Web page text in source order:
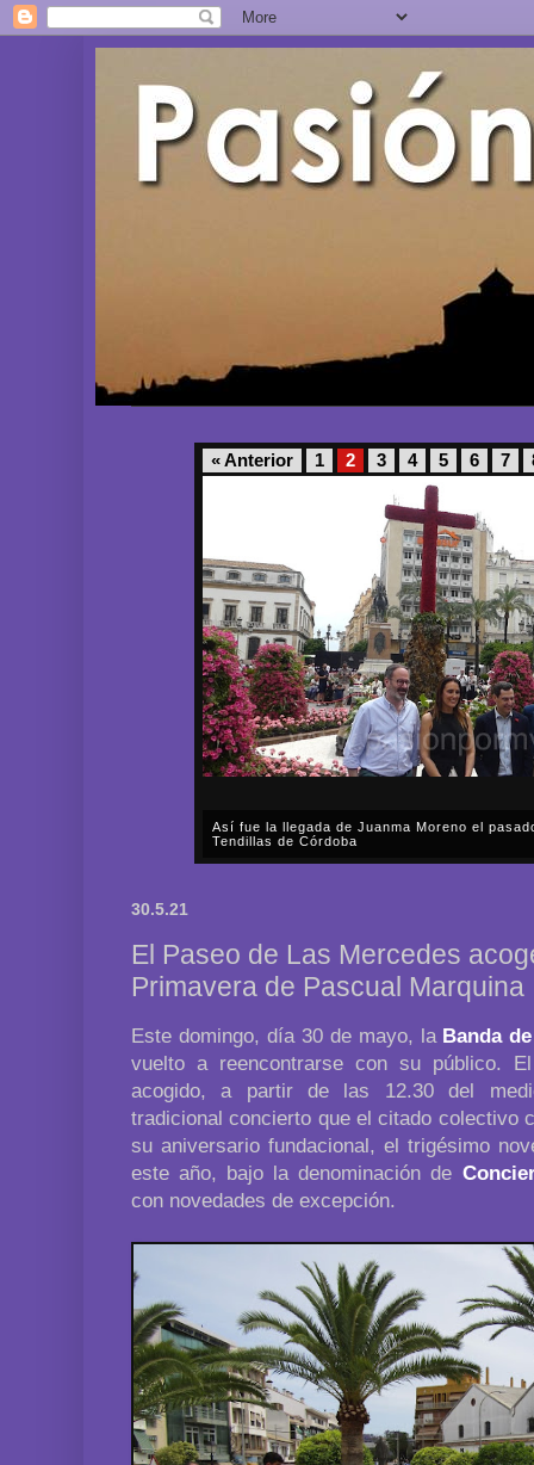
« Anterior 1 2 3 4 5 6 7
Así fue la llegada de Juanma Moreno el
Tendillas de Córdoba
30.5.21
El Paseo de Las Mercedes
Primavera de Pascual Marquina
Este domingo, día 30 de mayo, la Banda
vuelto a reencontrarse con su público.
acogido, a partir de las 12.30 del
tradicional concierto que el citado colectivo
su aniversario fundacional, el trigésimo
este año, bajo la denominación de
con novedades de excepción.